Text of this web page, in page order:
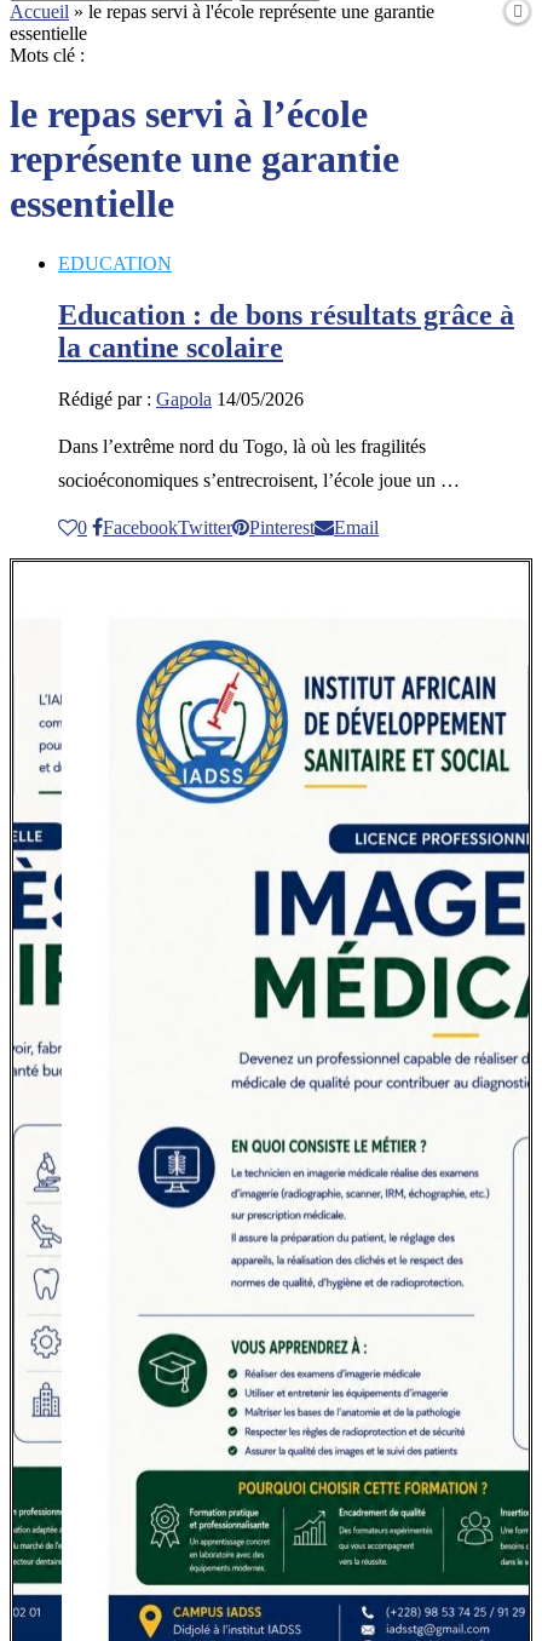
Accueil » le repas servi à l'école représente une garantie
essentielle
Mots clé :
le repas servi à l’école
représente une garantie
essentielle
EDUCATION
Education : de bons résultats grâce à
la cantine scolaire
Rédigé par : Gapola 14/05/2026
Dans l’extrême nord du Togo, là où les fragilités
socioéconomiques s’entrecroisent, l’école joue un …
0 FacebookTwitter Pinterest Email